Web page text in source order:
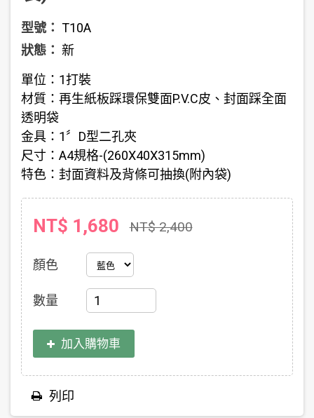
型號： T10A
狀態： 新
單位：1打裝
材質：再生紙板踩環保雙面P.V.C皮、封面踩全面
透明袋
金具：1〞D型二孔夾
尺寸：A4規格-(260X40X315mm)
特色：封面資料及背條可抽換(附內袋)
NT$ 1,680 NT$ 2,400
顏色
數量
加入購物車
列印